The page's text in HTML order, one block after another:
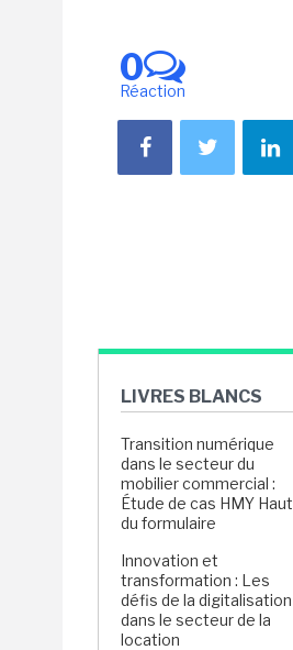
0
Réaction
LIVRES BLANCS
Transition numérique
dans le secteur du
mobilier commercial :
Étude de cas HMY Haut
du formulaire
Innovation et
transformation : Les
défis de la digitalisation
dans le secteur de la
location